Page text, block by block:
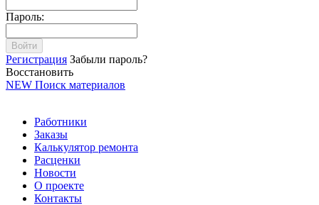
Пароль:
Войти
Регистрация Забыли пароль?
Восстановить
NEW Поиск материалов
Работники
Заказы
Калькулятор ремонта
Расценки
Новости
О проекте
Контакты